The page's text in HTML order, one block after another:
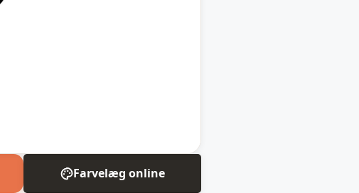
Farvelæg online